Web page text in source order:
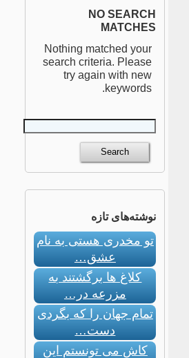
NO SEARCH
MATCHES
Nothing matched your
search criteria. Please
try again with new
keywords.
نوشته‌های تازه
تو مخدری هستی به نام
عشق…
کلاغ ها برگشتند به
مزرعه در…
تمام جهان را که بگردی
دست…
کاش می تونستم این